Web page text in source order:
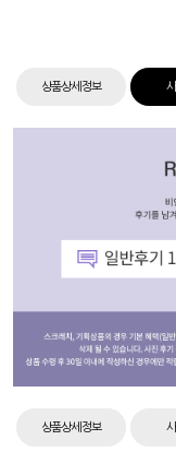
상품상세정보
상품상세정보